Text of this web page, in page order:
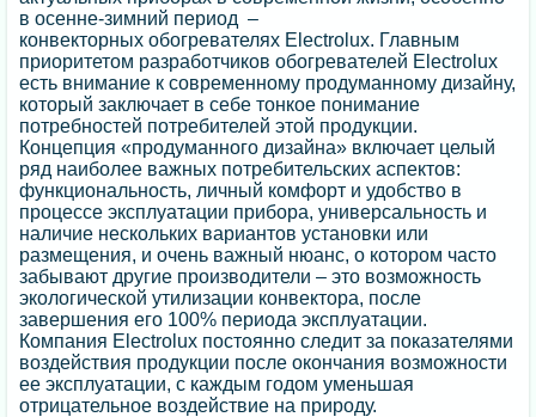
в осенне-зимний период –
конвекторных обогревателях Electrolux. Главным
приоритетом разработчиков обогревателей Electrolux
есть внимание к современному продуманному дизайну,
который заключает в себе тонкое понимание
потребностей потребителей этой продукции.
Концепция «продуманного дизайна» включает целый
ряд наиболее важных потребительских аспектов:
функциональность, личный комфорт и удобство в
процессе эксплуатации прибора, универсальность и
наличие нескольких вариантов установки или
размещения, и очень важный нюанс, о котором часто
забывают другие производители – это возможность
экологической утилизации конвектора, после
завершения его 100% периода эксплуатации.
Компания Electrolux постоянно следит за показателями
воздействия продукции после окончания возможности
ее эксплуатации, с каждым годом уменьшая
отрицательное воздействие на природу.